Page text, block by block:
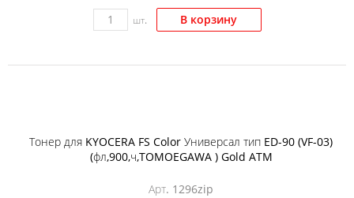
шт. В корзину
Тонер для KYOCERA FS Color Универсал тип ED-90 (VF-03)
(фл,900,ч,TOMOEGAWA ) Gold ATM
Арт. 1296zip